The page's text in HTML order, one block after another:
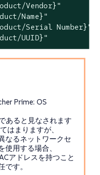
Vendor}"
Name}"
Serial Number}"
UUID}"
Prime: OS
あると見なされます
はまりますが、
なるネットワークセ
用する場合、
アドレスを持つこと
す。